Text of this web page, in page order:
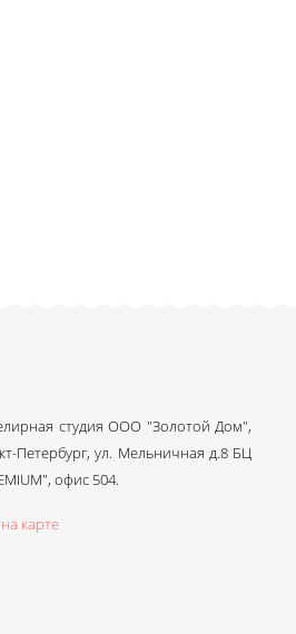
студия ООО "Золотой Дом",
Петербург, ул. Мельничная д.8 БЦ
офис 504.
на карте